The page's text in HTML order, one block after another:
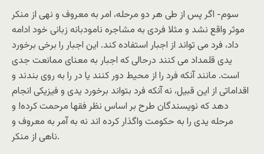
سوم- اگر پس از طی هر دو مرحله، امر به معروف و نهی از منکر
موثر واقع نشد و مثلا فردی به مشاجره نامودبانه زبانی خود ادامه
داد، فرد می تواند از اجبار استفاده کند. اين اجبار را برخی برخورد
يدی قلمداد می کنند درحالی که اجبار به معنای ممانعت جدی
است. مانند آنکه فرد را از محيط دور کنند يا در را به روی بندند و
اقداماتی از اين قبيل، نه آنکه فرد بتواند برخورد يدی و فيزيکی انجام
دهد که نويسندگان طرح بر اساس نظر فقها مرحمت کرده! و
مرحله يدی را به حکومت واگذار کرده اند نه به آمر به معروف و
ناهی از منکر.